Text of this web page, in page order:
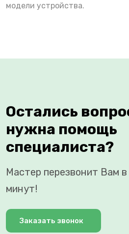
модели устройства.
Остались
нужна помощь
специалиста?
Мастер перезвонит Вам
минут!
Заказать звонок